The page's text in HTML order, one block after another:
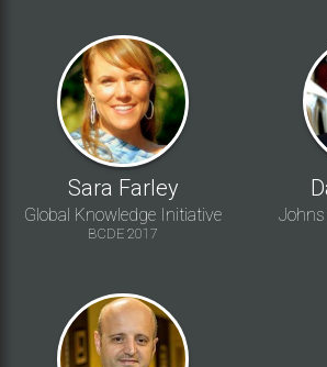
Sara Farley
Global Knowledge Initiative
BCDE 2017